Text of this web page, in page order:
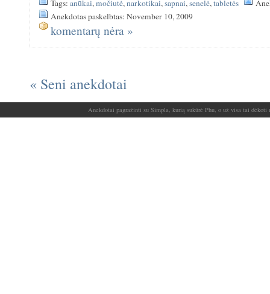
Tags:anūkai,močiutė,narkotikai,sapnai,senelė,tabletės
Anekdotas paskelbtas: November 10, 2009
komentarų nėra »
« Seni anekdotai
Anekdotai pagražinti su Simpla, kurią sukūrė Phu, o už visa tai